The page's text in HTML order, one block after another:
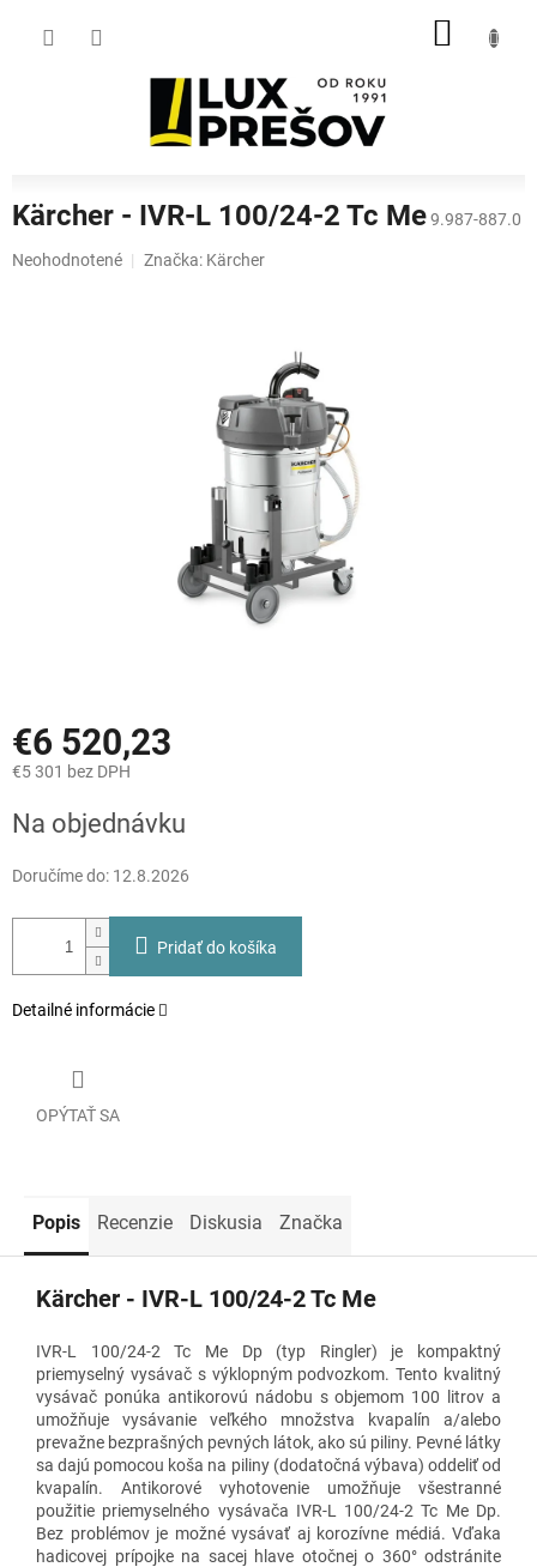
Kärcher - IVR-L 100/24-2 Tc Me9.987-887.0
Priemerné
Neohodnotené Značka: Kärcher
€6 520,23
€5 301 bez DPH
cena:
Na objednávku
Doručíme do: 12.8.2026
Pridať do košíka
Detailné informácie
OPÝTAŤ SA
Popis Recenzie Diskusia Značka
Kärcher - IVR-L 100/24-2 Tc Me
IVR-L 100/24-2 Tc Me Dp (typ Ringler) je kompaktný
priemyselný vysávač s výklopným podvozkom. Tento kvalitný
vysávač ponúka antikorovú nádobu s objemom 100 litrov a
umožňuje vysávanie veľkého množstva kvapalín a/alebo
prevažne bezprašných pevných látok, ako sú piliny. Pevné látky
sa dajú pomocou koša na piliny (dodatočná výbava) oddeliť od
kvapalín. Antikorové vyhotovenie umožňuje všestranné
použitie priemyselného vysávača IVR-L 100/24-2 Tc Me Dp.
Bez problémov je možné vysávať aj korozívne médiá. Vďaka
hadicovej prípojke na sacej hlave otočnej o 360° odstránite